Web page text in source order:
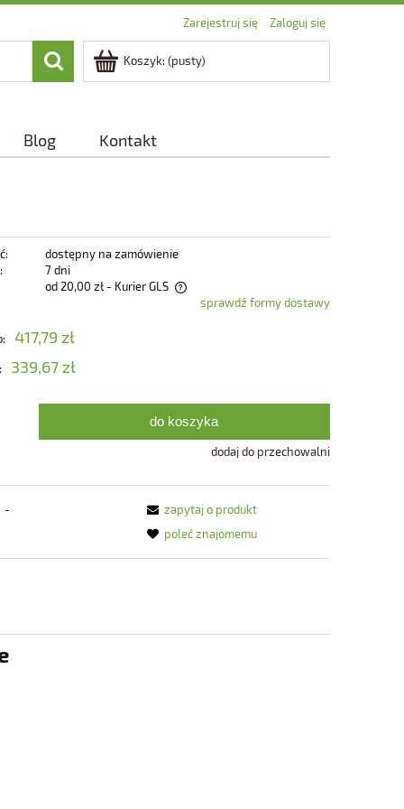
Zarejestruj się Zaloguj się
Koszyk: (pusty)
Blog Kontakt
dostępny na zamówienie
7 dni
od 20,00 zł - Kurier GLS
sprawdź formy dostawy
417,79 zł
339,67 zł
do koszyka
dodaj do przechowalni
-
zapytaj o produkt
poleć znajomemu